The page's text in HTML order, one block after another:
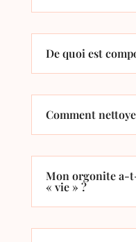
De quoi est
Comment
Mon orgonite a-
« vie » ?